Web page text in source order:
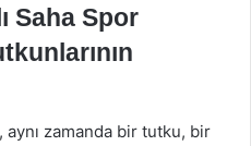
Saha Spor
zamanda bir tutku, bir